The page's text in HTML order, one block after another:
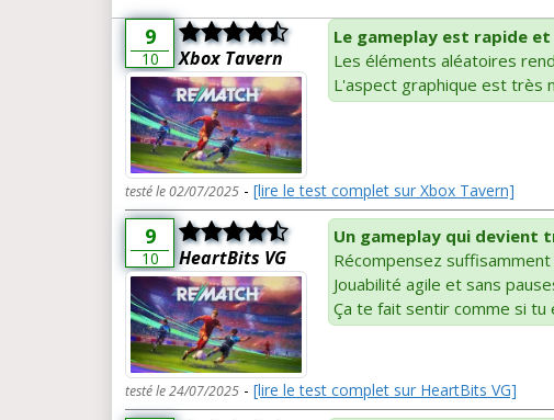
9
10 Xbox Tavern
Le gameplay est rapide
Les éléments aléatoires
L'aspect graphique est très
testé le 02/07/2025 - [lire le test complet sur Xbox Tavern]
9
10 HeartBits VG
Un gameplay qui devient
Récompensez
Jouabilité agile et sans
Ça te fait sentir comme si tu
testé le 24/07/2025 - [lire le test complet sur HeartBits VG]